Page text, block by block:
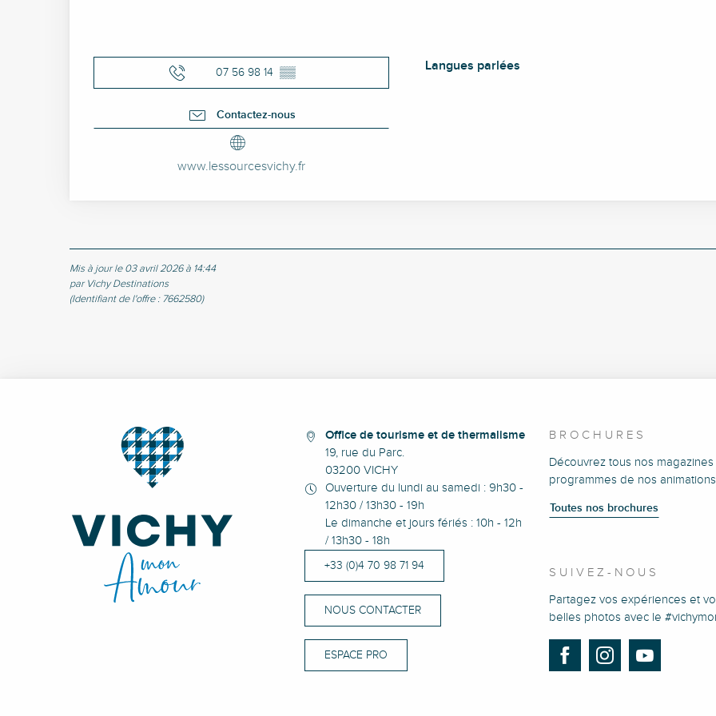
07 56 98 14 ▒▒
Contactez-nous
www.lessourcesvichy.fr
Langues parlées
Langues parlées
Mis à jour le 03 avril 2026 à 14:44
par Vichy Destinations
(Identifiant de l'offre : 7662580)
Office de tourisme et de thermalisme
19, rue du Parc.
03200 VICHY
Ouverture du lundi au samedi : 9h30 -
12h30 / 13h30 - 19h
Le dimanche et jours fériés : 10h - 12h
/ 13h30 - 18h
+33 (0)4 70 98 71 94
NOUS CONTACTER
ESPACE PRO
BROCHURES
Découvrez tous nos
programmes de nos
Toutes nos brochures
SUIVEZ-NOUS
Partagez vos expériences et
belles photos avec le